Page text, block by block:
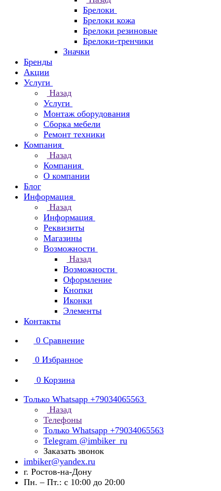
Брелоки
Брелоки кожа
Брелоки резиновые
Брелоки-тренчики
Значки
Бренды
Акции
Услуги
Назад
Услуги
Монтаж оборудования
Сборка мебели
Ремонт техники
Компания
Назад
Компания
О компании
Блог
Информация
Назад
Информация
Реквизиты
Магазины
Возможности
Назад
Возможности
Оформление
Кнопки
Иконки
Элементы
Контакты
0 Сравнение
0 Избранное
0 Корзина
Только Whatsapp +79034065563
Назад
Телефоны
Только Whatsapp +79034065563
Telegram @imbiker_ru
Заказать звонок
imbiker@yandex.ru
г. Ростов-на-Дону
Пн. – Пт.: с 10:00 до 20:00